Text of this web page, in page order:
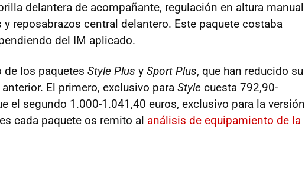
delantera de acompañante, regulación en altura manual
reposabrazos central delantero. Este paquete costaba
del IM aplicado.
de los paquetes Style Plus y Sport Plus, que han reducido su
El primero, exclusivo para Style cuesta 792,90-
el segundo 1.000-1.041,40 euros, exclusivo para la versión
cada paquete os remito al análisis de equipamiento de la